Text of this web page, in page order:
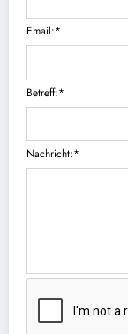
Email:*
Betreff:*
Nachricht:*